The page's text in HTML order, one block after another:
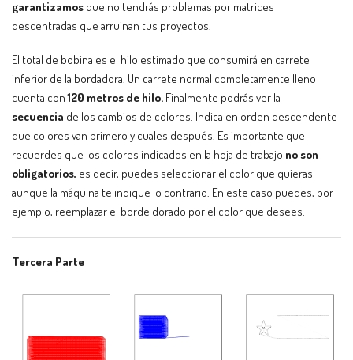
garantizamos que no tendrás problemas por matrices
descentradas que arruinan tus proyectos.
El total de bobina es el hilo estimado que consumirá en carrete
inferior de la bordadora. Un carrete normal completamente lleno
cuenta con120 metros de hilo. Finalmente podrás ver la
secuencia de los cambios de colores. Indica en orden descendente
que colores van primero y cuales después. Es importante que
recuerdes que los colores indicados en la hoja de trabajo no son
obligatorios, es decir, puedes seleccionar el color que quieras
aunque la máquina te indique lo contrario. En este caso puedes, por
ejemplo, reemplazar el borde dorado por el color que desees.
Tercera Parte